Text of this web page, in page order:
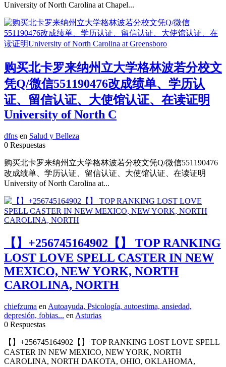
University of North Carolina at Chapel...
购买北卡罗来纳州立大学格林波若分校文
凭Q/微信551190476改成绩单、学历认
证、留信认证、大使馆认证、在读证明
University of North C
dfns en Salud y Belleza
0 Respuestas
购买北卡罗来纳州立大学格林波若分校文凭Q/微信551190476
改成绩单、学历认证、留信认证、大使馆认证、在读证明
University of North Carolina at...
【】+256745164902【】 TOP RANKING
LOST LOVE SPELL CASTER IN NEW
MEXICO, NEW YORK, NORTH
CAROLINA, NORTH
chiefzuma en Autoayuda, Psicología, autoestima, ansiedad,
depresión, fobias... en Asturias
0 Respuestas
【】+256745164902【】 TOP RANKING LOST LOVE SPELL
CASTER IN NEW MEXICO, NEW YORK, NORTH
CAROLINA, NORTH DAKOTA, OHIO, OKLAHOMA,